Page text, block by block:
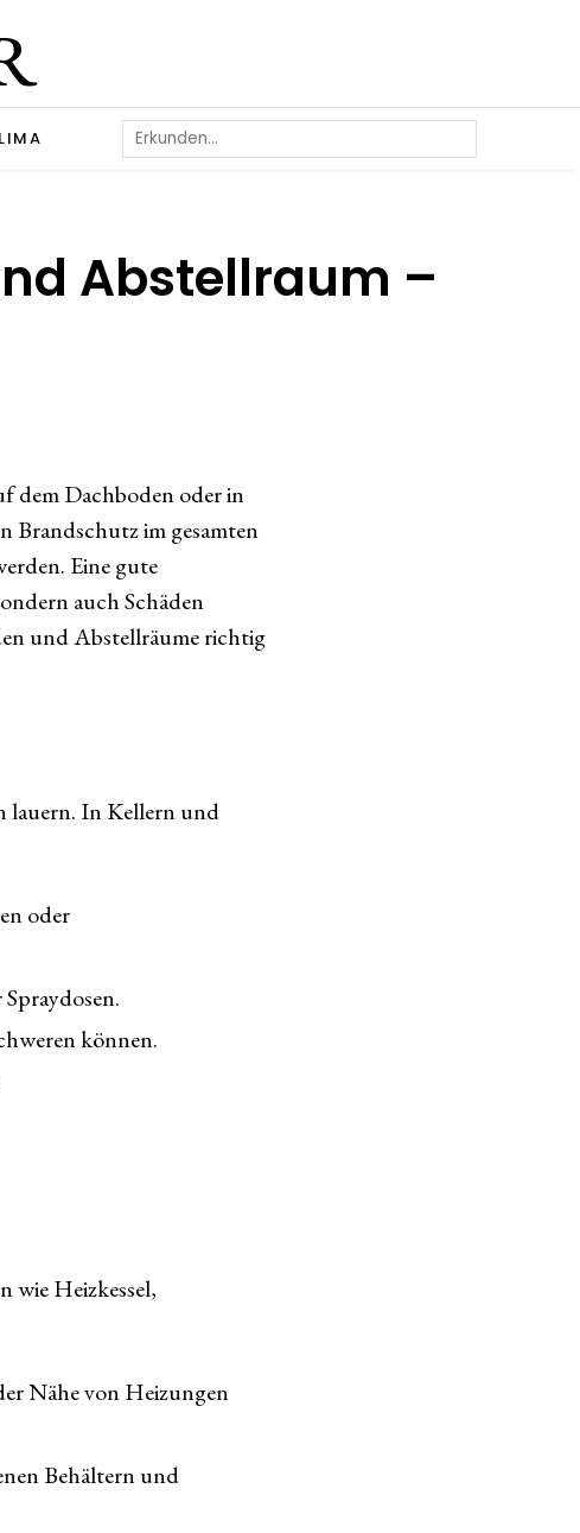
Abstellraum –
dem Dachboden oder in
Brandschutz im gesamten
Eine gute
auch Schäden
und Abstellräume richtig
lauern. In Kellern und
oder
können.
wie Heizkessel,
Nähe von Heizungen
Behältern und